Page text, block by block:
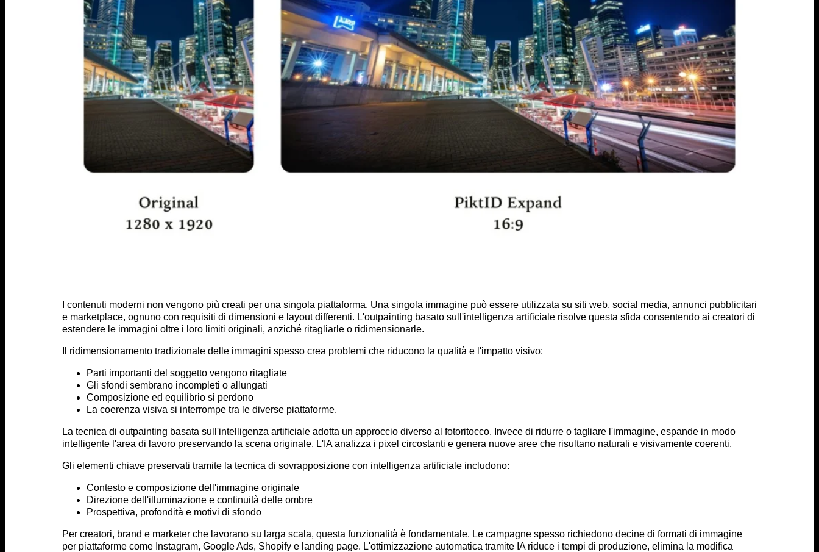
I contenuti moderni non vengono più creati per una singola piattaforma. Una singola immagine può essere utilizzata su siti web, social media, annunci pubblicitari
e marketplace, ognuno con requisiti di dimensioni e layout differenti. L'outpainting basato sull'intelligenza artificiale risolve questa sfida consentendo ai creatori di
estendere le immagini oltre i loro limiti originali, anziché ritagliarle o ridimensionarle.
Il ridimensionamento tradizionale delle immagini spesso crea problemi che riducono la qualità e l'impatto visivo:
Parti importanti del soggetto vengono ritagliate
Gli sfondi sembrano incompleti o allungati
Composizione ed equilibrio si perdono
La coerenza visiva si interrompe tra le diverse piattaforme.
La tecnica di outpainting basata sull'intelligenza artificiale adotta un approccio diverso al fotoritocco. Invece di ridurre o tagliare l'immagine, espande in modo
intelligente l'area di lavoro preservando la scena originale. L'IA analizza i pixel circostanti e genera nuove aree che risultano naturali e visivamente coerenti.
Gli elementi chiave preservati tramite la tecnica di sovrapposizione con intelligenza artificiale includono:
Contesto e composizione dell'immagine originale
Direzione dell'illuminazione e continuità delle ombre
Prospettiva, profondità e motivi di sfondo
Per creatori, brand e marketer che lavorano su larga scala, questa funzionalità è fondamentale. Le campagne spesso richiedono decine di formati di immagine
per piattaforme come Instagram, Google Ads, Shopify e landing page. L'ottimizzazione automatica tramite IA riduce i tempi di produzione, elimina la modifica